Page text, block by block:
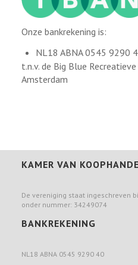
Onze bankrekening is:
NL18 ABNA 0545 9290
t.n.v. de Big Blue
Amsterdam
KAMER VAN
De vereniging staat ingeschreven
onder nummer: 34249074
BANKREKENING
NL18 ABNA 0545 9290 40